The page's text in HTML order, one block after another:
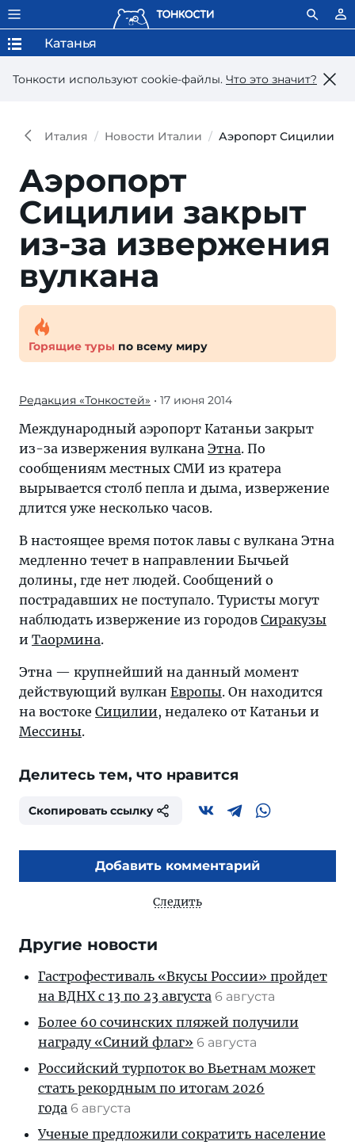
Тонкости используют сookie-файлы. Что это значит?
Катанья
Италия Новости Италии Аэропорт Сицилии
Аэропорт
Сицилии закрыт
из-за извержения
вулкана
Горящие туры по всему миру
Редакция «Тонкостей» • 17 июня 2014
Международный аэропорт Катаньи закрыт
из-за извержения вулкана Этна. По
сообщениям местных СМИ из кратера
вырывается столб пепла и дыма, извержение
длится уже несколько часов.
В настоящее время поток лавы с вулкана Этна
медленно течет в направлении Бычьей
долины, где нет людей. Сообщений о
пострадавших не поступало. Туристы могут
наблюдать извержение из городов Сиракузы
и Таормина.
Этна — крупнейший на данный момент
действующий вулкан Европы. Он находится
на востоке Сицилии, недалеко от Катаньи и
Мессины.
Делитесь тем, что нравится
Скопировать ссылку
Добавить комментарий
Следить
Другие новости
Гастрофестиваль «Вкусы России» пройдет
на ВДНХ с 13 по 23 августа 6 августа
Более 60 сочинских пляжей получили
награду «Синий флаг» 6 августа
Российский турпоток во Вьетнам может
стать рекордным по итогам 2026
года 6 августа
Ученые предложили сократить население